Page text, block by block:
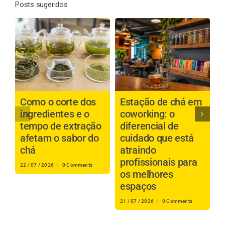
Posts sugeridos
Como o corte dos
ingredientes e o
tempo de extração
afetam o sabor do
chá
22 / 07 / 2026 | 0 Comments
Estação de chá em
coworking: o
diferencial de
cuidado que está
atraindo
profissionais para
os melhores
espaços
21 / 07 / 2026 | 0 Comments